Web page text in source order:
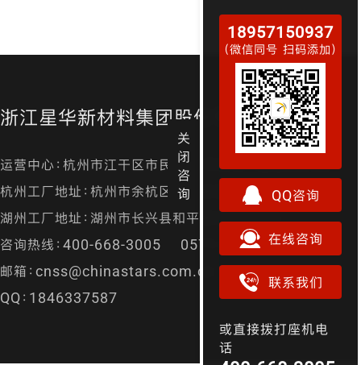
浙江星华新材料集团股份有限公司
运营中心：杭州市江干区市民街98号尊宝大厦金尊24层
杭州工厂地址：杭州市余杭区径山镇漕桥村凤凰山
湖州工厂地址：湖州市长兴县和平镇城南开发区
咨询热线：400-668-3005 0571-87157829
邮箱：cnss@chinastars.com.cn
QQ：1846337587
关
闭
咨
询
18957150937
（微信同号 扫码添加）
QQ咨询
在线咨询
联系我们
或直接拨打座机电
话